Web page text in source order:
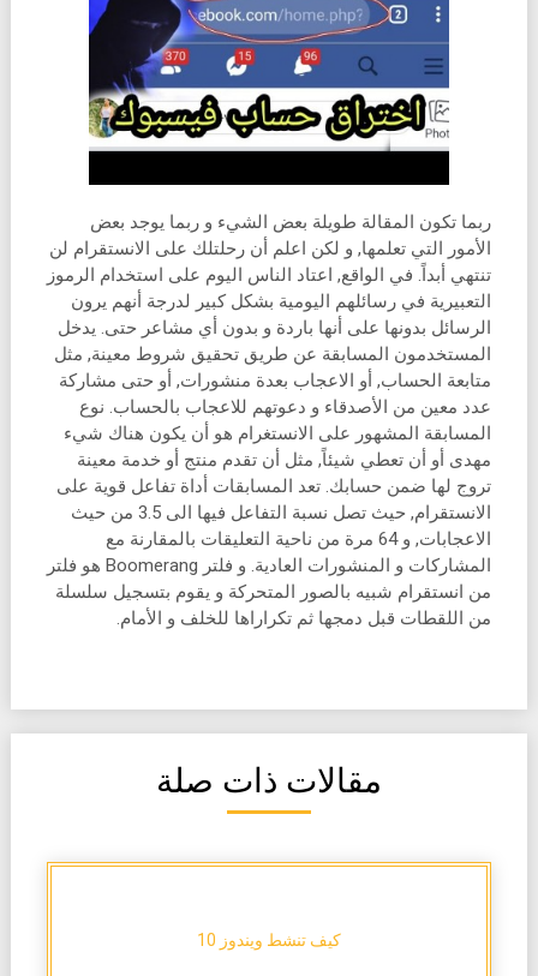
ربما تكون المقالة طويلة بعض الشيء و ربما يوجد بعض
الأمور التي تعلمها, و لكن اعلم أن رحلتلك على الانستقرام لن
تنتهي أبداً. في الواقع, اعتاد الناس اليوم على استخدام الرموز
التعبيرية في رسائلهم اليومية بشكل كبير لدرجة أنهم يرون
الرسائل بدونها على أنها باردة و بدون أي مشاعر حتى. يدخل
المستخدمون المسابقة عن طريق تحقيق شروط معينة, مثل
متابعة الحساب, أو الاعجاب بعدة منشورات, أو حتى مشاركة
عدد معين من الأصدقاء و دعوتهم للاعجاب بالحساب. نوع
المسابقة المشهور على الانستغرام هو أن يكون هناك شيء
مهدى أو أن تعطي شيئاً, مثل أن تقدم منتج أو خدمة معينة
تروج لها ضمن حسابك. تعد المسابقات أداة تفاعل قوية على
الانستقرام, حيث تصل نسبة التفاعل فيها الى 3.5 من حيث
الاعجابات, و 64 مرة من ناحية التعليقات بالمقارنة مع
المشاركات و المنشورات العادية. و فلتر Boomerang هو فلتر
من انستقرام شبيه بالصور المتحركة و يقوم بتسجيل سلسلة
من اللقطات قبل دمجها ثم تكراراها للخلف و الأمام.
مقالات ذات صلة
كيف تنشط ويندوز 10